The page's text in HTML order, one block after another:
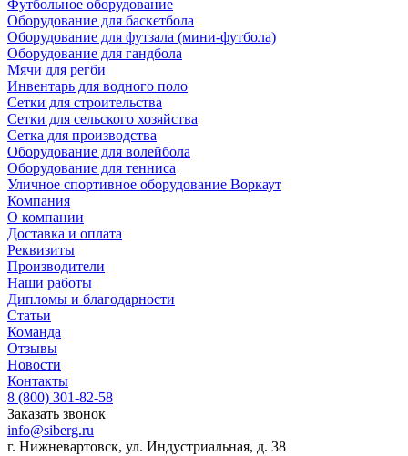
Футбольное оборудование
Оборудование для баскетбола
Оборудование для футзала (мини-футбола)
Оборудование для гандбола
Мячи для регби
Инвентарь для водного поло
Сетки для строительства
Сетки для сельского хозяйства
Сетка для производства
Оборудование для волейбола
Оборудование для тенниса
Уличное спортивное оборудование Воркаут
Компания
О компании
Доставка и оплата
Реквизиты
Производители
Наши работы
Дипломы и благодарности
Статьи
Команда
Отзывы
Новости
Контакты
8 (800) 301-82-58
Заказать звонок
info@siberg.ru
г. Нижневартовск, ул. Индустриальная, д. 38